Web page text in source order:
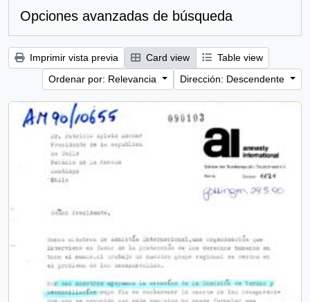
Opciones avanzadas de búsqueda
Imprimir vista previa Card view
Table view
Ordenar por: Relevancia
Dirección: Descendente